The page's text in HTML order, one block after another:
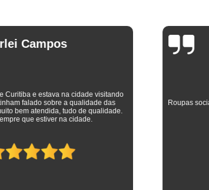
Mello
excelente qualidade e preço mais do que
justo! Atendimento ímpar!
As